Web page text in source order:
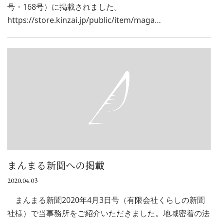
号・168号）に掲載されました。
https://store.kinzai.jp/public/item/maga…
まんまる新聞への掲載
2020.04.03
まんまる新聞2020年4月3日号（有限会社くらしの新聞
社様）で当事務所をご紹介いただきました。地域密着の法